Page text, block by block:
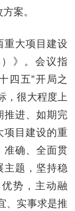
案。
大项目建设
》。会议指
四五”开局之
，很大程度上
推进、如期完
项目建设的重
准确、全面贯
主题，坚持稳
势，主动融
、实事求是推